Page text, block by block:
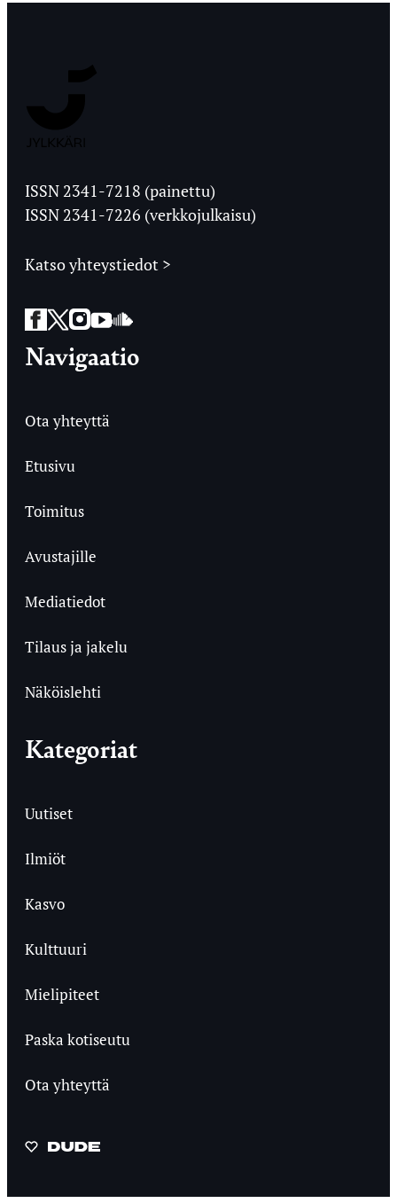
Ylioppilaslehti
ISSN 2341-7218 (painettu)
ISSN 2341-7226 (verkkojulkaisu)
Katso yhteystiedot >
Facebook
Twitter
Instagram
YouTube
SoundCloud
Navigaatio
Ota yhteyttä
Etusivu
Toimitus
Avustajille
Mediatiedot
Tilaus ja jakelu
Näköislehti
Kategoriat
Uutiset
Ilmiöt
Kasvo
Kulttuuri
Mielipiteet
Paska kotiseutu
Ota yhteyttä